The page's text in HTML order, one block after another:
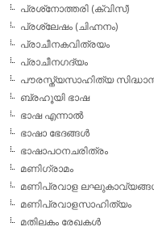
പ്രശ്‌നോത്തരി (ക്വിസ്)
പ്രശ്ലേഷം (ചിഹ്നനം)
പ്രാചീനകവിത്രയം
പ്രാചീനഗദ്യം
പൗരസ്ത്യസാഹിത്യ
ബ്രഹൂയി ഭാഷ
ഭാഷ എന്നാല്‍
ഭാഷാ ഭേദങ്ങള്‍
ഭാഷാപഠനചരിത്രം
മണിഗ്രാമം
മണിപ്രവാള
മണിപ്രവാളസാഹിത്യം
മതിലകം രേഖകള്‍